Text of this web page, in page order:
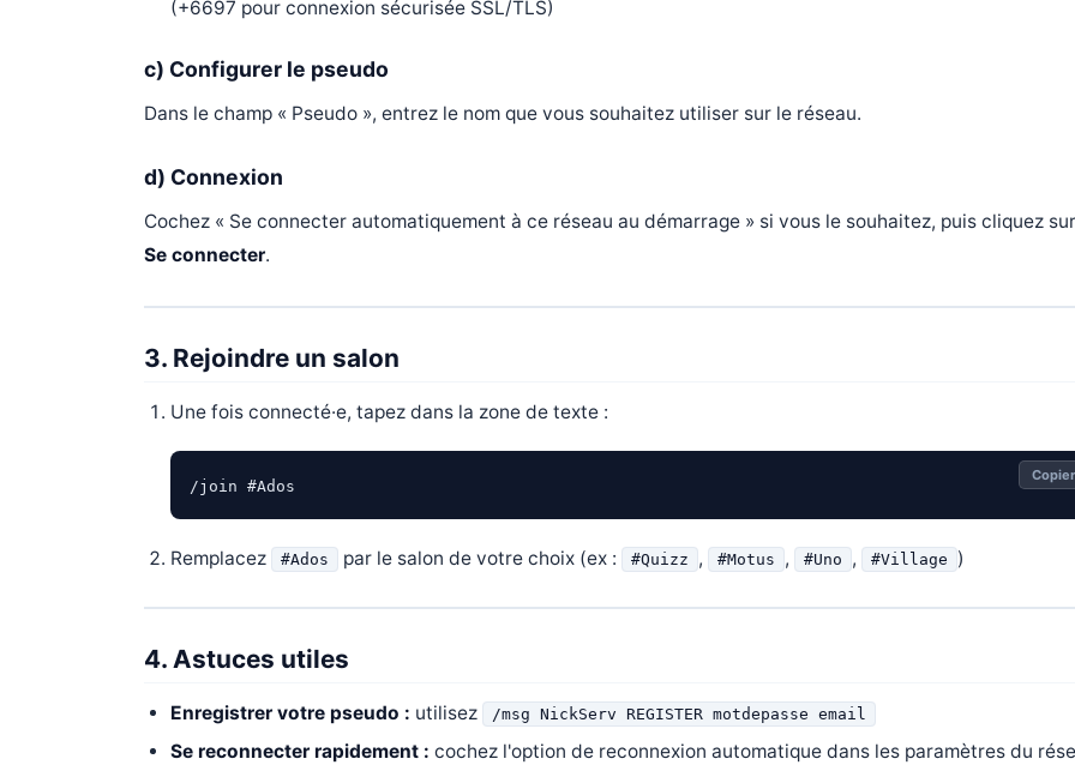
(+6697 pour connexion sécurisée SSL/TLS)
c) Configurer le pseudo
Dans le champ « Pseudo », entrez le nom que vous souhaitez utiliser sur le réseau.
d) Connexion
Cochez « Se connecter automatiquement à ce réseau au démarrage » si vous le souhaitez, puis cliquez sur
Se connecter.
3. Rejoindre un salon
Une fois connecté·e, tapez dans la zone de texte :
/join #Ados
Copier
Remplacez #Ados par le salon de votre choix (ex : #Quizz , #Motus , #Uno , #Village )
4. Astuces utiles
Enregistrer votre pseudo : utilisez /msg NickServ REGISTER motdepasse email
Se reconnecter rapidement : cochez l'option de reconnexion automatique dans les paramètres du